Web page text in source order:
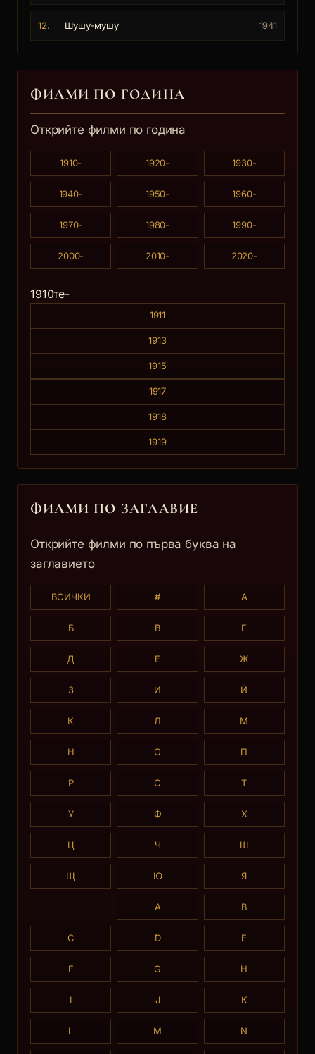
12. Шушу-мушу 1941
ФИЛМИ ПО ГОДИНА
Открийте филми по година
1910- 1920- 1930-
1940- 1950- 1960-
1970- 1980- 1990-
2000- 2010- 2020-
1910те-
1911
1913
1915
1917
1918
1919
ФИЛМИ ПО ЗАГЛАВИE
Открийте филми по първа буква на
заглавието
ВСИЧКИ # А
Б В Г
Д Е Ж
З И Й
К Л М
Н О П
Р С Т
У Ф Х
Ц Ч Ш
Щ Ю Я
A B
C D E
F G H
I J K
L M N